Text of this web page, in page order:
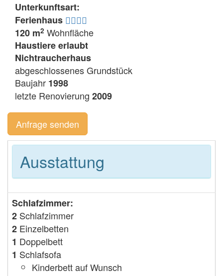
Unterkunftsart:
Ferienhaus
120 m2 Wohnfläche
Haustiere erlaubt
Nichtraucherhaus
abgeschlossenes Grundstück
Baujahr 1998
letzte Renovierung 2009
Anfrage senden
Ausstattung
Schlafzimmer:
2 Schlafzimmer
2 Einzelbetten
1 Doppelbett
1 Schlafsofa
Kinderbett auf Wunsch